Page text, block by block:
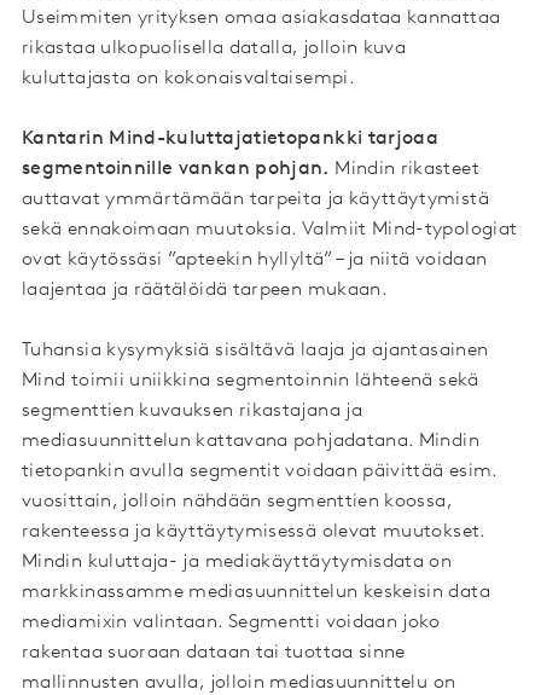
Useimmiten yrityksen omaa asiakasdataa kannattaa
rikastaa ulkopuolisella datalla, jolloin kuva
kuluttajasta on kokonaisvaltaisempi.
Kantarin Mind-kuluttajatietopankki tarjoaa
segmentoinnille vankan pohjan. Mindin rikasteet
auttavat ymmärtämään tarpeita ja käyttäytymistä
sekä ennakoimaan muutoksia. Valmiit Mind-typologiat
ovat käytössäsi ”apteekin hyllyltä” – ja niitä voidaan
laajentaa ja räätälöidä tarpeen mukaan.
Tuhansia kysymyksiä sisältävä laaja ja ajantasainen
Mind toimii uniikkina segmentoinnin lähteenä sekä
segmenttien kuvauksen rikastajana ja
mediasuunnittelun kattavana pohjadatana. Mindin
tietopankin avulla segmentit voidaan päivittää esim.
vuosittain, jolloin nähdään segmenttien koossa,
rakenteessa ja käyttäytymisessä olevat muutokset.
Mindin kuluttaja- ja mediakäyttäytymisdata on
markkinassamme mediasuunnittelun keskeisin data
mediamixin valintaan. Segmentti voidaan joko
rakentaa suoraan dataan tai tuottaa sinne
mallinnusten avulla, jolloin mediasuunnittelu on